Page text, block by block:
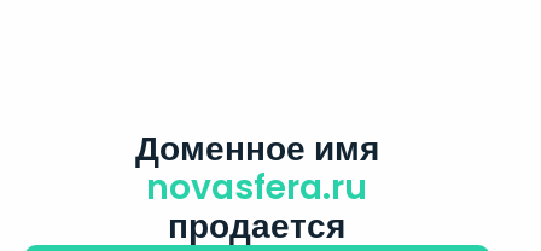
Доменное имя
novasfera.ru
продается